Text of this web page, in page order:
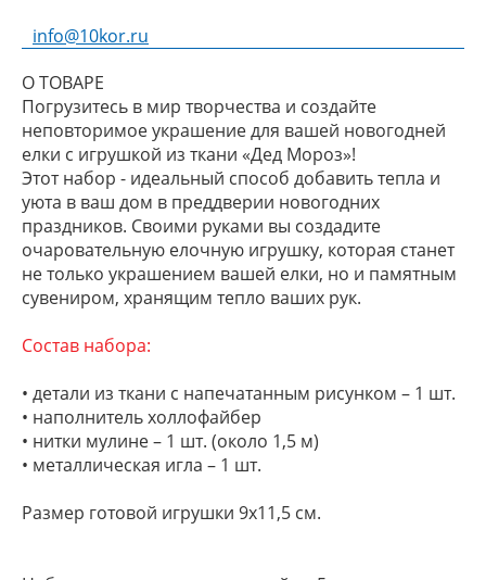
info@10kor.ru
О ТОВАРЕ
Погрузитесь в мир творчества и создайте
неповторимое украшение для вашей новогодней
елки с игрушкой из ткани «Дед Мороз»!
Этот набор - идеальный способ добавить тепла и
уюта в ваш дом в преддверии новогодних
праздников. Своими руками вы создадите
очаровательную елочную игрушку, которая станет
не только украшением вашей елки, но и памятным
сувениром, хранящим тепло ваших рук.
Состав набора:
• детали из ткани с напечатанным рисунком – 1 шт.
• наполнитель холлофайбер
• нитки мулине – 1 шт. (около 1,5 м)
• металлическая игла – 1 шт.
Размер готовой игрушки 9х11,5 см.